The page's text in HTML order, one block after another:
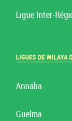
Ligue Inter-
LIGUES DE WILAYA
Annaba
Guelma